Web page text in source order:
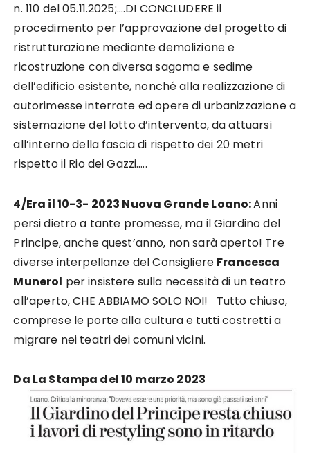
n. 110 del 05.11.2025;….DI CONCLUDERE il
procedimento per l’approvazione del progetto di
ristrutturazione mediante demolizione e
ricostruzione con diversa sagoma e sedime
dell’edificio esistente, nonché alla realizzazione di
autorimesse interrate ed opere di urbanizzazione a
sistemazione del lotto d’intervento, da attuarsi
all’interno della fascia di rispetto dei 20 metri
rispetto il Rio dei Gazzi…..
4/Era il 10-3- 2023 Nuova Grande Loano:Anni
persi dietro a tante promesse, ma il Giardino del
Principe, anche quest’anno, non sarà aperto! Tre
diverse interpellanze del Consigliere Francesca
Munerol per insistere sulla necessità di un teatro
all’aperto, CHE ABBIAMO SOLO NOI! Tutto chiuso,
comprese le porte alla cultura e tutti costretti a
migrare nei teatri dei comuni vicini.
Da La Stampa del 10 marzo 2023